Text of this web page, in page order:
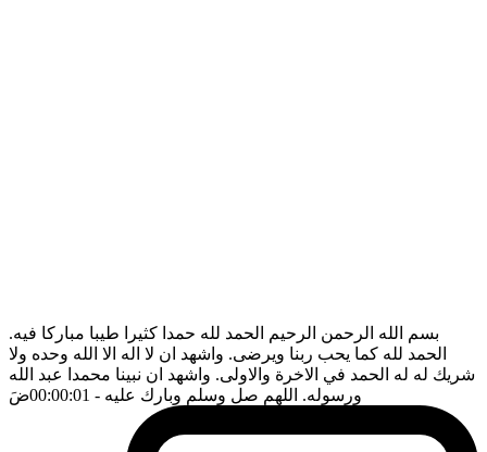
بسم الله الرحمن الرحيم الحمد لله حمدا كثيرا طيبا مباركا فيه.
الحمد لله كما يحب ربنا ويرضى. واشهد ان لا اله الا الله وحده ولا
شريك له له الحمد في الاخرة والاولى. واشهد ان نبينا محمدا عبد الله
ورسوله. اللهم صل وسلم وبارك عليه - 00:00:01 ضَ